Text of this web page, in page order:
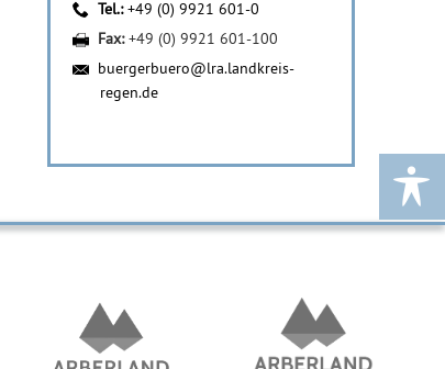
Tel.:+49 (0) 9921 601-0
Fax:+49 (0) 9921 601-100
buergerbuero@lra.landkreis-
regen.de